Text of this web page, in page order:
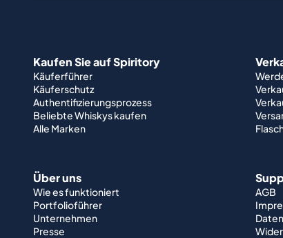
Kaufen Sie auf Spiritory
Käuferführer
Käuferschutz
Authentifizierungsprozess
Beliebte Whiskys kaufen
Alle Marken
Über uns
Wie es funktioniert
Portfolioführer
Unternehmen
Presse
AGB